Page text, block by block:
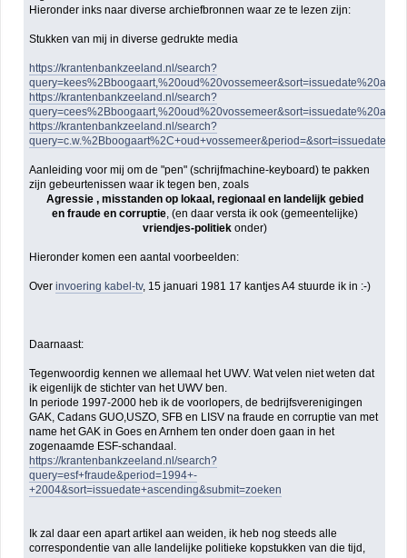
Hieronder inks naar diverse archiefbronnen waar ze te lezen zijn:
Stukken van mij in diverse gedrukte media
https://krantenbankzeeland.nl/search?
https://krantenbankzeeland.nl/search?
https://krantenbankzeeland.nl/search?
Aanleiding voor mij om de "pen" (schrijfmachine-keyboard) te pakken
zijn gebeurtenissen waar ik tegen ben, zoals
Agressie , misstanden op lokaal, regionaal en landelijk gebied
en fraude en corruptie, (en daar versta ik ook (gemeentelijke)
vriendjes-politiekonder)
Hieronder komen een aantal voorbeelden:
Overinvoering kabel-tv, 15 januari 1981 17 kantjes A4 stuurde ik in :-)
Daarnaast:
Tegenwoordig kennen we allemaal het UWV. Wat velen niet weten dat
ik eigenlijk de stichter van het UWV ben.
In periode 1997-2000 heb ik de voorlopers, de bedrijfsverenigingen
GAK, Cadans GUO,USZO, SFB en LISV na fraude en corruptie van met
name het GAK in Goes en Arnhem ten onder doen gaan in het
zogenaamde ESF-schandaal.
https://krantenbankzeeland.nl/search?
query=esf+fraude&period=1994+-
+2004&sort=issuedate+ascending&submit=zoeken
Ik zal daar een apart artikel aan weiden, ik heb nog steeds alle
correspondentie van alle landelijke politieke kopstukken van die tijd,